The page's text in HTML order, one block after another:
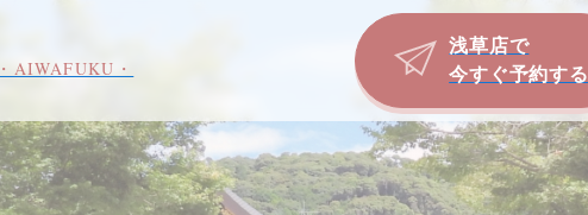
・AIWAFUKU・
浅草店で
今すぐ予約する